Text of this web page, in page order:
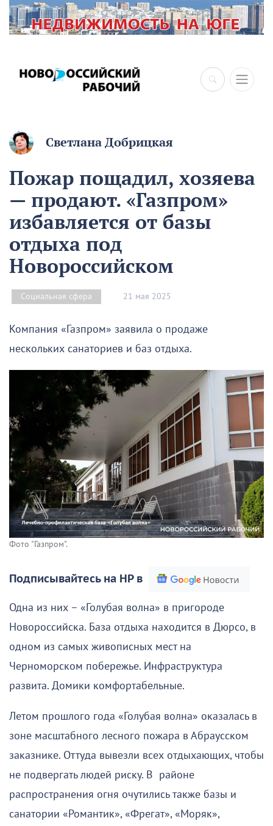
Светлана Добрицкая
Пожар пощадил, хозяева
— продают. «Газпром»
избавляется от базы
отдыха под
Новороссийском
Социальная сфера 21 мая 2025
Компания «Газпром» заявила о продаже
нескольких санаториев и баз отдыха.
Фото "Газпром".
Подписывайтесь на НР в
Одна из них – «Голубая волна» в пригороде
Новороссийска. База отдыха находится в Дюрсо, в
одном из самых живописных мест на
Черноморском побережье. Инфраструктура
развита. Домики комфортабельные.
Летом прошлого года «Голубая волна» оказалась в
зоне масштабного лесного пожара в Абраусском
заказнике. Оттуда вывезли всех отдыхающих, чтобы
не подвергать людей риску. В районе
распространения огня очутились также базы и
санатории «Романтик», «Фрегат», «Моряк»,